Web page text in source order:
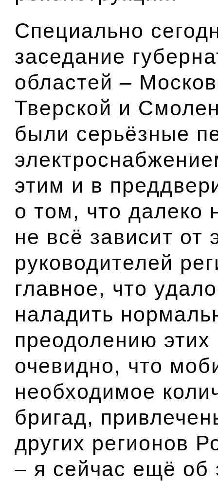
Специально
заседание
областей –
Тверской и
были серьёзные
этим и в
о том, что далеко
не всё зависит от
руководителей
главное, что
наладить
преодолению
очевидно, что
необходимое
бригад,
других регионов
– я сейчас ещё об